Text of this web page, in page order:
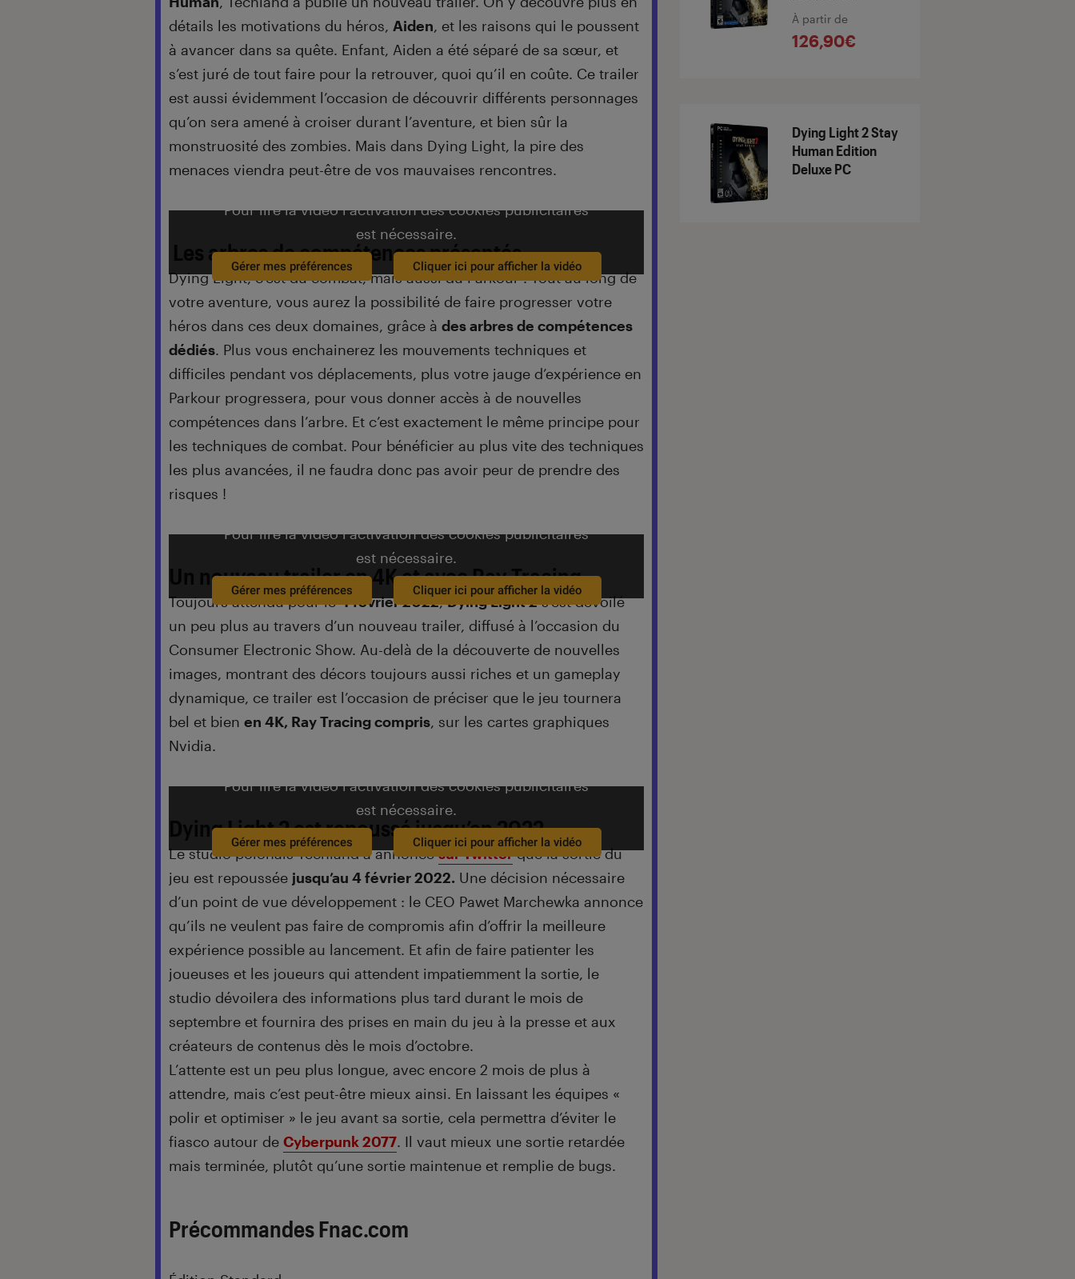
détails les motivations du héros, Aiden, et les raisons qui le poussent
à avancer dans sa quête. Enfant, Aiden a été séparé de sa sœur, et
s’est juré de tout faire pour la retrouver, quoi qu’il en coûte. Ce trailer
est aussi évidemment l’occasion de découvrir différents personnages
qu’on sera amené à croiser durant l’aventure, et bien sûr la
monstruosité des zombies. Mais dans Dying Light, la pire des
menaces viendra peut-être de vos mauvaises rencontres.
Pour lire la vidéo l’activation des cookies publicitaires
est nécessaire.
Gérer mes préférences Cliquer ici pour afficher la vidéo
Les arbres de compétences présentés
Dying Light, c’est du combat, mais aussi du Parkour ! Tout au long de
votre aventure, vous aurez la possibilité de faire progresser votre
héros dans ces deux domaines, grâce à des arbres de compétences
dédiés. Plus vous enchainerez les mouvements techniques et
difficiles pendant vos déplacements, plus votre jauge d’expérience en
Parkour progressera, pour vous donner accès à de nouvelles
compétences dans l’arbre. Et c’est exactement le même principe pour
les techniques de combat. Pour bénéficier au plus vite des techniques
les plus avancées, il ne faudra donc pas avoir peur de prendre des
risques !
Pour lire la vidéo l’activation des cookies publicitaires
est nécessaire.
Gérer mes préférences Cliquer ici pour afficher la vidéo
Un nouveau trailer en 4K et avec Ray Tracing
Toujours attendu pour le4 février 2022,Dying Light 2s’est dévoilé
un peu plus au travers d’un nouveau trailer, diffusé à l’occasion du
Consumer Electronic Show. Au-delà de la découverte de nouvelles
images, montrant des décors toujours aussi riches et un gameplay
dynamique, ce trailer est l’occasion de préciser que le jeu tournera
bel et bien en 4K, Ray Tracing compris, sur les cartes graphiques
Nvidia.
Pour lire la vidéo l’activation des cookies publicitaires
est nécessaire.
Gérer mes préférences Cliquer ici pour afficher la vidéo
Dying Light 2 est repoussé jusqu’en 2022
Le studio polonais Techland a annoncésur Twitterque la sortie du
jeu est repoussée jusqu’au 4 février 2022. Une décision nécessaire
d’un point de vue développement : le CEO Pawet Marchewka annonce
qu’ils ne veulent pas faire de compromis afin d’offrir la meilleure
expérience possible au lancement. Et afin de faire patienter les
joueuses et les joueurs qui attendent impatiemment la sortie, le
studio dévoilera des informations plus tard durant le mois de
septembre et fournira des prises en main du jeu à la presse et aux
créateurs de contenus dès le mois d’octobre.
L’attente est un peu plus longue, avec encore 2 mois de plus à
attendre, mais c’est peut-être mieux ainsi. En laissant les équipes «
polir et optimiser » le jeu avant sa sortie, cela permettra d’éviter le
fiasco autour de Cyberpunk 2077. Il vaut mieux une sortie retardée
mais terminée, plutôt qu’une sortie maintenue et remplie de bugs.
Précommandes Fnac.com
À partir de
126,90€
Dying Light 2 Stay
Human Edition
Deluxe PC